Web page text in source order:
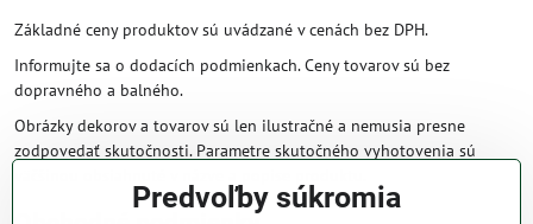
Základné ceny produktov sú uvádzané v cenách bez DPH.
Informujte sa o dodacích podmienkach. Ceny tovarov sú bez
dopravného a balného.
Obrázky dekorov a tovarov sú len ilustračné a nemusia presne
zodpovedať skutočnosti. Parametre skutočného vyhotovenia sú
Predvoľby súkromia